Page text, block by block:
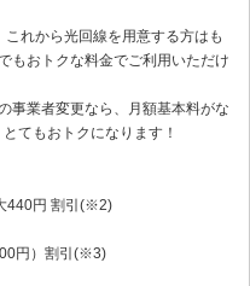
れから光回線を用意する方はも
もおトクな料金でご利用いただけ
事業者変更なら、月額基本料がな
てもおトクになります！
440円 割引(※2)
円）割引(※3)